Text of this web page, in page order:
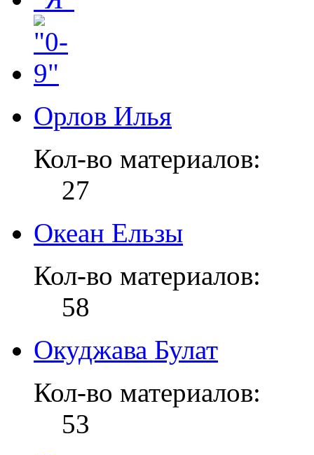
Орлов Илья
Кол-во материалов:
27
Океан Ельзы
Кол-во материалов:
58
Окуджава Булат
Кол-во материалов:
53